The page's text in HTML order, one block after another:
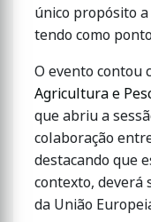
único propósito
tendo como
O evento contou
Agricultura e
que abriu a
colaboração
destacando que
contexto, deverá
da União